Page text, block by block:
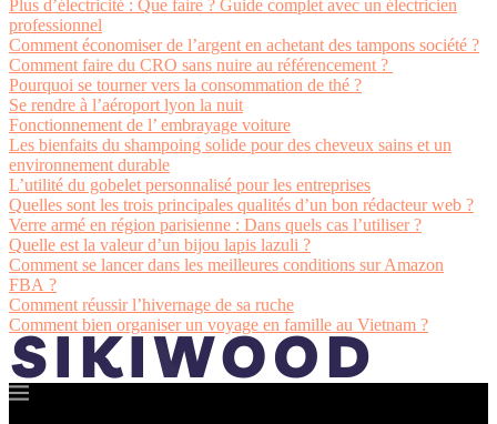
Plus d’électricité : Que faire ? Guide complet avec un électricien
professionnel
Comment économiser de l’argent en achetant des tampons société ?
Comment faire du CRO sans nuire au référencement ?
Pourquoi se tourner vers la consommation de thé ?
Se rendre à l’aéroport lyon la nuit
Fonctionnement de l’ embrayage voiture
Les bienfaits du shampoing solide pour des cheveux sains et un
environnement durable
L’utilité du gobelet personnalisé pour les entreprises
Quelles sont les trois principales qualités d’un bon rédacteur web ?
Verre armé en région parisienne : Dans quels cas l’utiliser ?
Quelle est la valeur d’un bijou lapis lazuli ?
Comment se lancer dans les meilleures conditions sur Amazon
FBA ?
Comment réussir l’hivernage de sa ruche
Comment bien organiser un voyage en famille au Vietnam ?